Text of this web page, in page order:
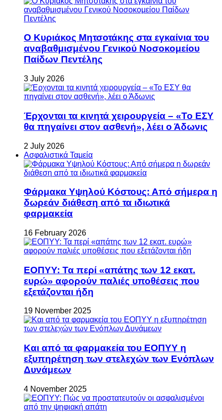
Ο Κυριάκος Μητσοτάκης στα εγκαίνια του
αναβαθμισμένου Γενικού Νοσοκομείου
Παίδων Πεντέλης
3 July 2026
Έρχονται τα κινητά χειρουργεία – «Το ΕΣΥ
θα πηγαίνει στον ασθενή», λέει ο Άδωνις
2 July 2026
Ασφαλιστικά Ταμεία
Φάρμακα Υψηλού Κόστους: Από σήμερα η
δωρεάν διάθεση από τα ιδιωτικά
φαρμακεία
16 February 2026
ΕΟΠΥΥ: Τα περί «απάτης των 12 εκατ.
ευρώ» αφορούν παλιές υποθέσεις που
εξετάζονται ήδη
19 November 2025
Και από τα φαρμακεία του ΕΟΠΥΥ η
εξυπηρέτηση των στελεχών των Ενόπλων
Δυνάμεων
4 November 2025